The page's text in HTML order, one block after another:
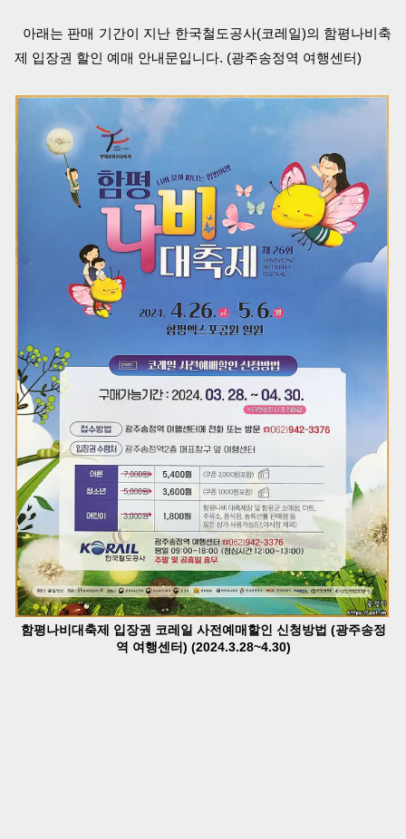
아래는 판매 기간이 지난 한국철도공사(코레일)의 함평나비축
제 입장권 할인 예매 안내문입니다. (광주송정역 여행센터)
함평나비대축제 입장권 코레일 사전예매할인 신청방법 (광주송정
역 여행센터) (2024.3.28~4.30)